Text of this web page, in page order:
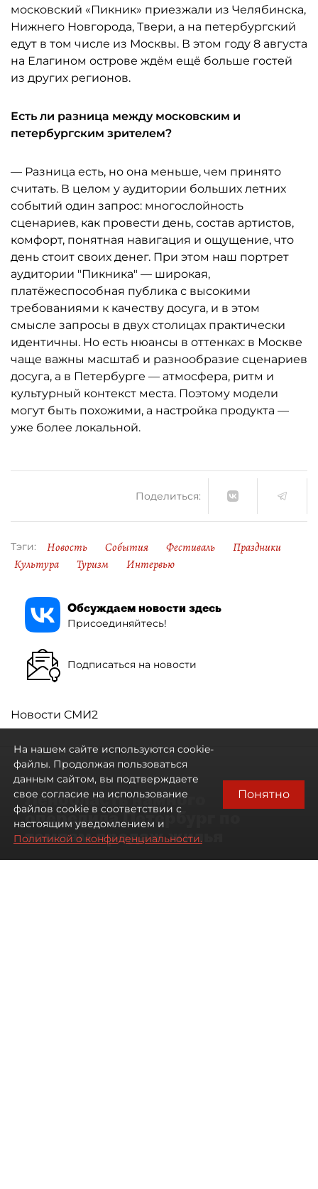
московский «Пикник» приезжали из Челябинска,
Нижнего Новгорода, Твери, а на петербургский
едут в том числе из Москвы. В этом году 8 августа
на Елагином острове ждём ещё больше гостей
из других регионов.
Есть ли разница между московским и
петербургским зрителем?
— Разница есть, но она меньше, чем принято
считать. В целом у аудитории больших летних
событий один запрос: многослойность
сценариев, как провести день, состав артистов,
комфорт, понятная навигация и ощущение, что
день стоит своих денег. При этом наш портрет
аудитории "Пикника" — широкая,
платёжеспособная публика с высокими
требованиями к качеству досуга, и в этом
смысле запросы в двух столицах практически
идентичны. Но есть нюансы в оттенках: в Москве
чаще важны масштаб и разнообразие сценариев
досуга, а в Петербурге — атмосфера, ритм и
культурный контекст места. Поэтому модели
могут быть похожими, а настройка продукта —
уже более локальной.
Поделиться:
Тэги: Новость События Фестиваль
Праздники
Культура
Туризм Интервью
Обсуждаем новости здесь
Присоединяйтесь!
Подписаться на новости
Новости СМИ2
Ленобласть намного
опередила Петербург по
темпам продаж жилья
На нашем сайте используются cookie-
файлы. Продолжая пользоваться
данным сайтом, вы подтверждаете
свое согласие на использование
файлов cookie в соответствии с
настоящим уведомлением и
Политикой о конфиденциальности.
Понятно